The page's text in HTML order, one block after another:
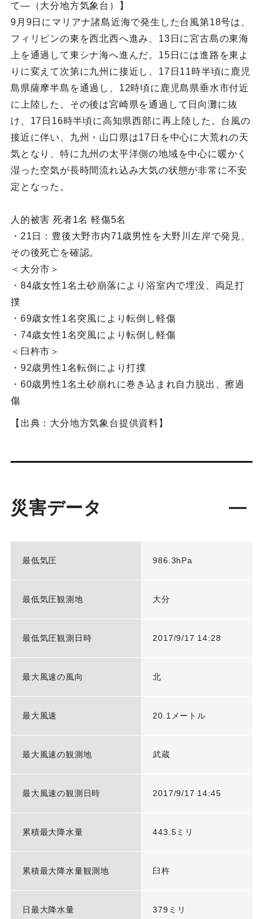
て―（大分地方気象台）】
9月9日にマリアナ諸島近海で発生した台風第18号は、
フィリピンの東を西北西へ進み、13日に宮古島の東海
上を通過して東シナ海へ進んだ。15日には進路を東よ
りに変えて次第に九州に接近し、17日11時半頃に鹿児
島県薩摩半島を通過し、12時頃に鹿児島県垂水市付近
に上陸した。その後は宮崎県を通過して日向灘に抜
け、17日16時半頃に高知県西部に再上陸した。台風の
接近に伴い、九州・山口県は17日を中心に大荒れの天
気となり、特に九州の太平洋側の地域を中心に暖かく
湿った空気が長時間流れ込み大気の状態が非常に不安
定となった。
人的被害 死者1名 軽傷5名
・21日：豊後大野市内71歳男性を大野川左岸で発見、
その後死亡を確認。
＜大分市＞
・84歳女性1名土砂崩落により浴室内で埋没、両足打
撲
・69歳女性1名突風により転倒し軽傷
・74歳女性1名突風により転倒し軽傷
＜臼杵市＞
・92歳男性1名転倒により打撲
・60歳男性1名土砂崩れに巻き込まれ自力脱出、擦過
傷
【出典：大分地方気象台提供資料】
災害データ
最低気圧 986.3hPa
最低気圧観測地 大分
最低気圧観測日時 2017/9/17 14:28
最大風速の風向 北
最大風速 20.1メートル
最大風速の観測地 武蔵
最大風速の観測日時 2017/9/17 14:45
累積最大降水量 443.5ミリ
累積最大降水量観測地 臼杵
日最大降水量 379ミリ